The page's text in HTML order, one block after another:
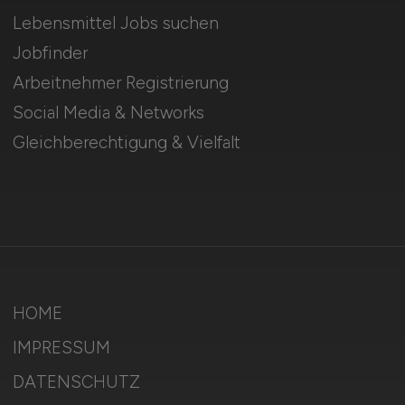
Lebensmittel Jobs suchen
Jobfinder
Arbeitnehmer Registrierung
Social Media & Networks
Gleichberechtigung & Vielfalt
HOME
IMPRESSUM
DATENSCHUTZ